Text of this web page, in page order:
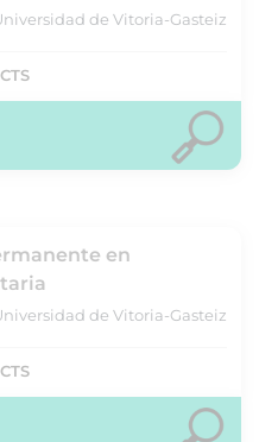
de Vitoria-Gasteiz
en
de Vitoria-Gasteiz